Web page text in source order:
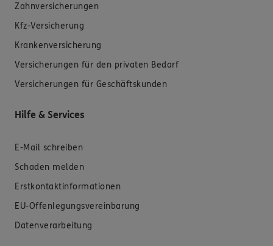
Zahnversicherungen
Kfz-Versicherung
Krankenversicherung
Versicherungen für den privaten Bedarf
Versicherungen für Geschäftskunden
Hilfe & Services
E-Mail schreiben
Schaden melden
Erstkontaktinformationen
EU-Offenlegungsvereinbarung
Datenverarbeitung